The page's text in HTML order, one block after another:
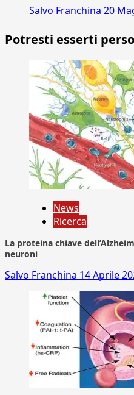
Salvo Franchina 20
Potresti esserti perso
News
Ricerca
La proteina chiave
neuroni
Salvo Franchina 14 Aprile